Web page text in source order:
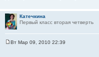
Катечкина
Первый класс вторая четверть
Вт Мар 09, 2010 22:39